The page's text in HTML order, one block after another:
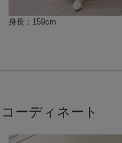
身長：159cm
ーディネート